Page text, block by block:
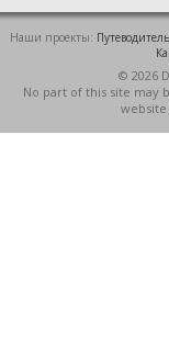
Наши проекты:
© 2026
No part of this site may
website